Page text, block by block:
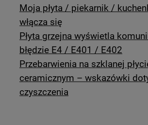
Moja płyta / piekarnik /
włącza się
Płyta grzejna wyświetla
błędzie E4 / E401 / E402
Przebarwienia na szklanej
ceramicznym – wskazówki
czyszczenia